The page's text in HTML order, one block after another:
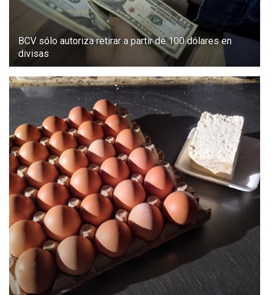
BCV sólo autoriza retirar a partir de 100 dólares en
divisas